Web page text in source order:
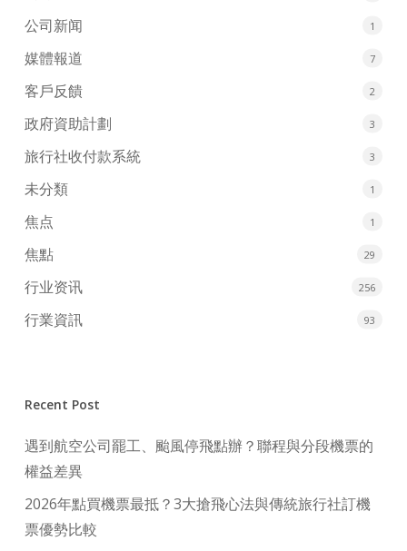
公司新闻 1
媒體報道 7
客戶反饋 2
政府資助計劃 3
旅行社收付款系統 3
未分類 1
焦点 1
焦點 29
行业资讯 256
行業資訊 93
Recent Post
遇到航空公司罷工、颱風停飛點辦？聯程與分段機票的
權益差異
2026年點買機票最抵？3大搶飛心法與傳統旅行社訂機
票優勢比較